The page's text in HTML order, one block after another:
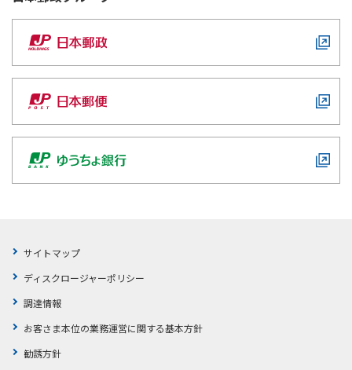
ご契約内容の確認
お客さまに関する情報等の確認の取り組み
かんぽプラチナライフサービス
保険用語集
お問い合わせ
ご契約手続きの流れ
保険用語集
健康情報
かんぽアプリ～かんぽの健康と安心を手のひらに～
ラジオ体操・みんなの体操
ラジオ体操ポータルサイト
かんぽブランド
お客さまの声／お客さまサービス向上の取組み
サイトマップ
ディスクロージャーポリシー
調達情報
お客さま本位の業務運営に関する基本方針
勧誘方針